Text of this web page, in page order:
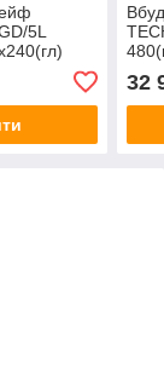
5L
32